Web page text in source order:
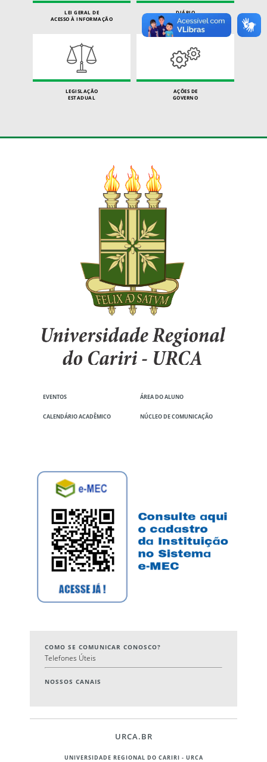
LEI GERAL DE
ACESSO À INFORMAÇÃO
DIÁRIO
OFICIAL
LEGISLAÇÃO
ESTADUAL
AÇÕES DE
GOVERNO
EVENTOS ÁREA DO ALUNO
CALENDÁRIO ACADÊMICO NÚCLEO DE COMUNICAÇÃO
COMO SE COMUNICAR CONOSCO?
Telefones Úteis
NOSSOS CANAIS
URCA.BR
UNIVERSIDADE REGIONAL DO CARIRI - URCA